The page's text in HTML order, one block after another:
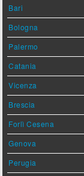
Bari
Bologna
Palermo
Catania
Vicenza
Brescia
Forlì Cesena
Genova
Perugia